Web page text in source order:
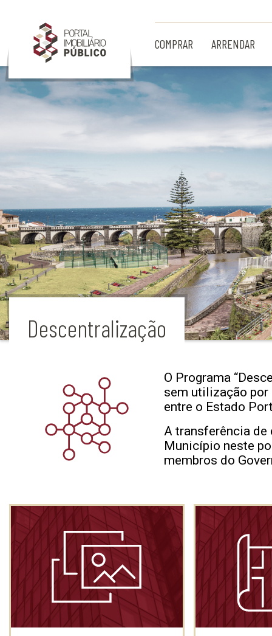
COMPRAR ARRENDAR
Descentralização
O Programa
sem utilização por
entre o Estado
A transferência de
Município neste
membros do